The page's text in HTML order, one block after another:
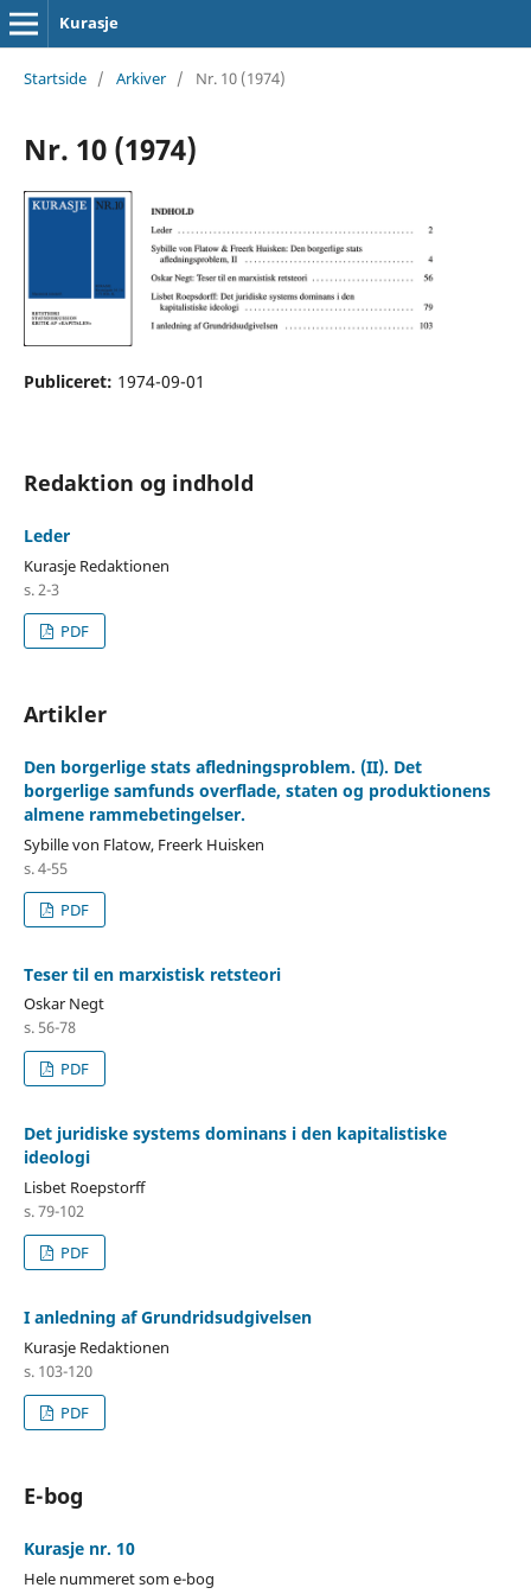
Kurasje
Startside / Arkiver / Nr. 10 (1974)
Nr. 10 (1974)
Publiceret: 1974-09-01
Redaktion og indhold
Leder
Kurasje Redaktionen
s. 2-3
PDF
Artikler
Den borgerlige stats afledningsproblem. (II). Det
borgerlige samfunds overflade, staten og produktionens
almene rammebetingelser.
Sybille von Flatow, Freerk Huisken
s. 4-55
PDF
Teser til en marxistisk retsteori
Oskar Negt
s. 56-78
PDF
Det juridiske systems dominans i den kapitalistiske
ideologi
Lisbet Roepstorff
s. 79-102
PDF
I anledning af Grundridsudgivelsen
Kurasje Redaktionen
s. 103-120
PDF
E-bog
Kurasje nr. 10
Hele nummeret som e-bog